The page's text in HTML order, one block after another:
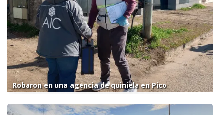
Robaron en una agencia de quiniela en Pico